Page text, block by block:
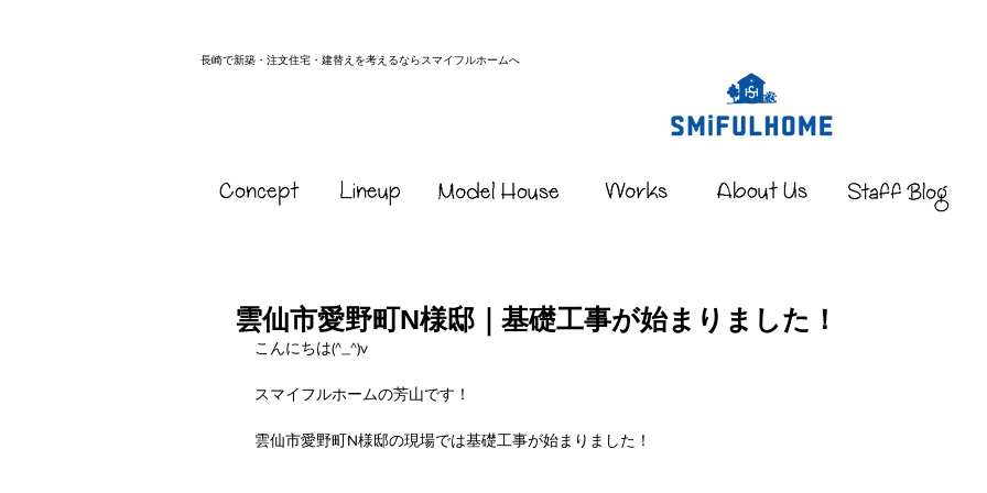
長崎で新築・注文住宅・建替えを考えるならスマイフルホームへ
雲仙市愛野町N様邸｜基礎工事が始まりました！
こんにちは(^_^)v
スマイフルホームの芳山です！
雲仙市愛野町N様邸の現場では基礎工事が始まりました！